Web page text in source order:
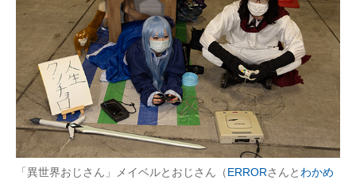
「異世界おじさん」メイベルとおじさん（ERRORさんとわかめ